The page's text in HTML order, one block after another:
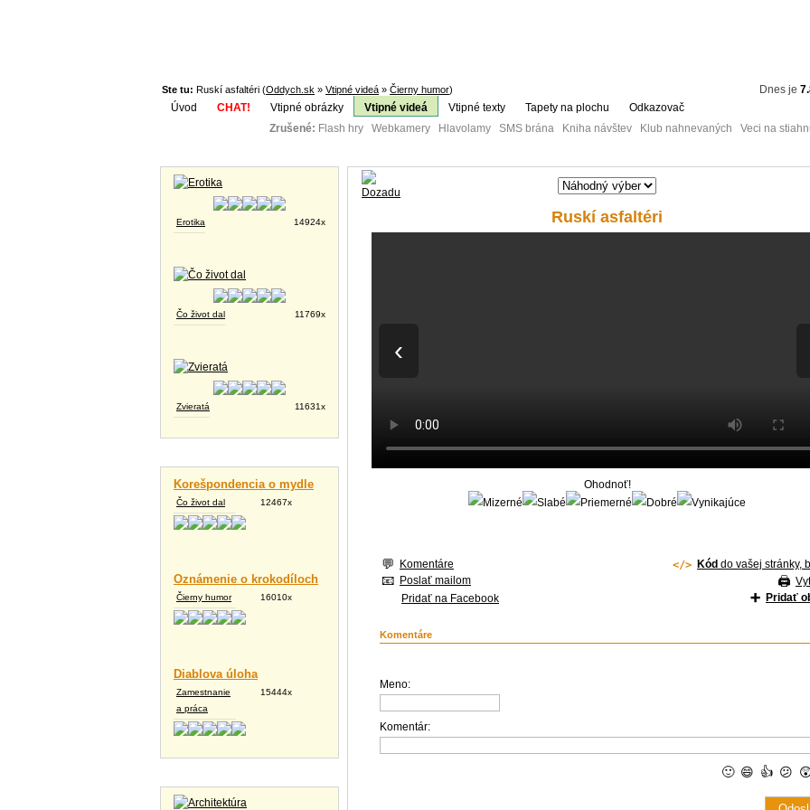
Ste tu: Ruskí asfaltéri (Oddych.sk » Vtipné videá » Čierny humor) Dnes je
Úvod
CHAT! Vtipné obrázky Vtipné videá Vtipné texty Tapety na plochu
Odkazovač
Zrušené: Flash hry Webkamery Hlavolamy SMS brána Kniha návštev Klub nahnevaných Veci na
Erotika 14924x
Čo život dal 11769x
Zvieratá 11631x
Korešpondencia o mydle
Čo život dal 12467x
Oznámenie o krokodíloch
Čierny humor 16010x
Diablova úloha
Zamestnanie
a práca
15444x
Ruskí asfaltéri
‹
Ohodnoť!
Komentáre
Poslať mailom
Pridať na Facebook
Kód do vašej stránky,
Pridať
Komentáre
Meno:
Komentár:
🙂 😄 👍 😕